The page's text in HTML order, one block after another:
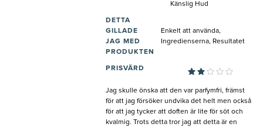
Känslig Hud
DETTA
GILLADE
JAG MED
PRODUKTEN
Enkelt att använda,
Ingredienserna, Resultatet
PRISVÄRD
Jag skulle önska att den var parfymfri, främst
för att jag försöker undvika det helt men också
för att jag tycker att doften är lite för söt och
kvalmig. Trots detta tror jag att detta är en